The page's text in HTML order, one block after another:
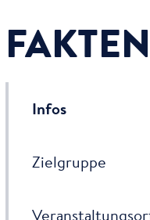
Infos
Zielgruppe